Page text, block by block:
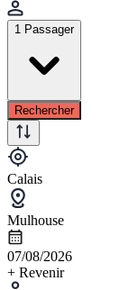
1 Passager
Rechercher
Calais
Mulhouse
07/08/2026
+ Revenir